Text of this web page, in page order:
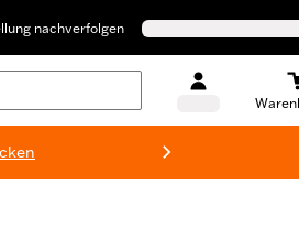
nachverfolgen